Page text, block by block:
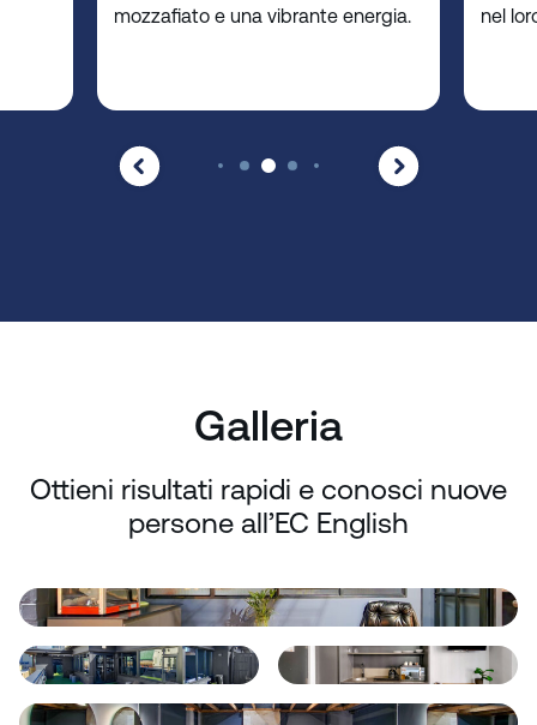
mozzafiato e una vibrante energia.
nel
Galleria
Ottieni risultati rapidi e conosci nuove
persone all’EC English